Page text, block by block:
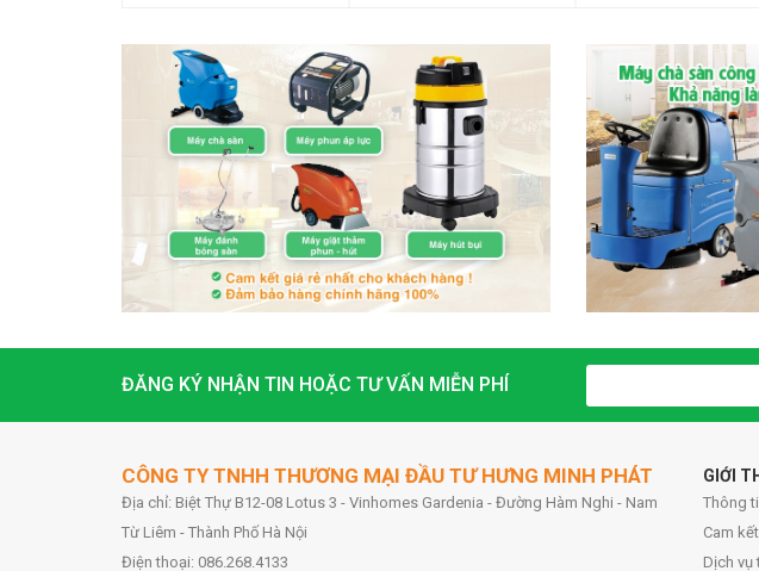
ĐĂNG KÝ NHẬN TIN HOẶC TƯ VẤN MIỄN PHÍ
CÔNG TY TNHH THƯƠNG MẠI ĐẦU TƯ HƯNG MINH PHÁT
Địa chỉ: Biệt Thự B12-08 Lotus 3 - Vinhomes Gardenia - Đường Hàm Nghi - Nam
Từ Liêm - Thành Phố Hà Nội
Điện thoại: 086.268.4133
GIỚI
Thông
Cam
Dịch vụ